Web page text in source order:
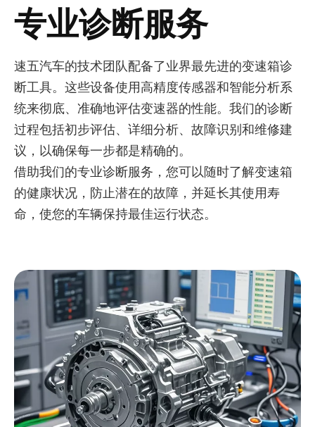
专业诊断服务
速五汽车的技术团队配备了业界最先进的变速箱诊
断工具。这些设备使用高精度传感器和智能分析系
统来彻底、准确地评估变速器的性能。我们的诊断
过程包括初步评估、详细分析、故障识别和维修建
议，以确保每一步都是精确的。
借助我们的专业诊断服务，您可以随时了解变速箱
的健康状况，防止潜在的故障，并延长其使用寿
命，使您的车辆保持最佳运行状态。